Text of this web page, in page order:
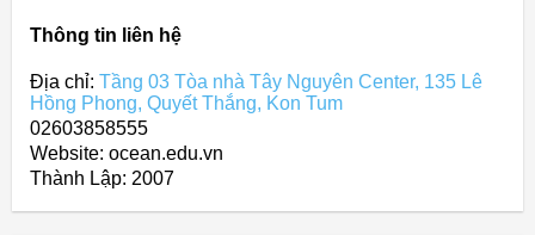
Thông tin liên hệ
Địa chỉ: Tầng 03 Tòa nhà Tây Nguyên Center, 135 Lê
Hồng Phong, Quyết Thắng, Kon Tum
02603858555
Website: ocean.edu.vn
Thành Lập: 2007